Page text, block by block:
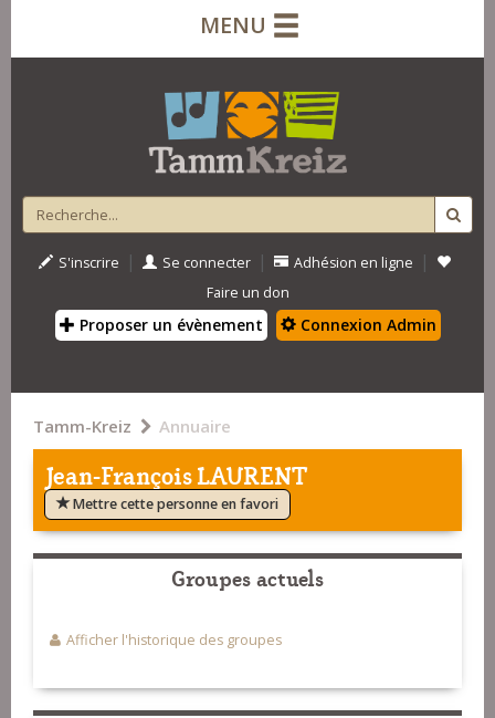
MENU
S'inscrire | Se connecter | Adhésion en ligne |
Faire un don
Proposer un évènement Connexion Admin
Tamm-Kreiz Annuaire
Jean-François LAURENT
Mettre cette personne en favori
Groupes actuels
Afficher l'historique des groupes